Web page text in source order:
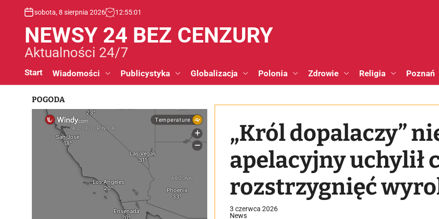
sobota, 8 sierpnia 2026 12:55:02
NEWSY 24 BEZ CENZURY
Aktualności 24/7
Start Wiadomości Publicystyka Globalizacja Polonia Zdrowie Religia Poznań
„Król dopalaczy”
apelacyjny uchylił
rozstrzygnięć
3 czerwca 2026
News
POGODA